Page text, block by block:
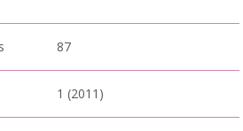
87
1 (2011)